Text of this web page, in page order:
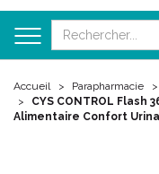
Accueil Parapharmacie
CYS CONTROL Flash
Alimentaire Confort